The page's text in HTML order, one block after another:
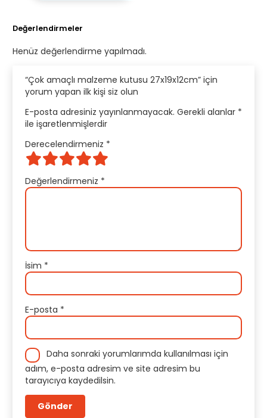
Değerlendirmeler
Henüz değerlendirme yapılmadı.
“Çok amaçlı malzeme kutusu 27x19x12cm” için
yorum yapan ilk kişi siz olun
E-posta adresiniz yayınlanmayacak. Gerekli alanlar *
ile işaretlenmişlerdir
Derecelendirmeniz *
Değerlendirmeniz *
İsim *
E-posta *
Daha sonraki yorumlarımda kullanılması için
adım, e-posta adresim ve site adresim bu
tarayıcıya kaydedilsin.